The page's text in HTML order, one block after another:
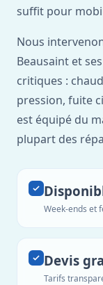
suffit pour
Nous
Beausaint et
critiques :
pression, fuite
est équipé du
plupart des
Week-ends et
Devis
Tarifs